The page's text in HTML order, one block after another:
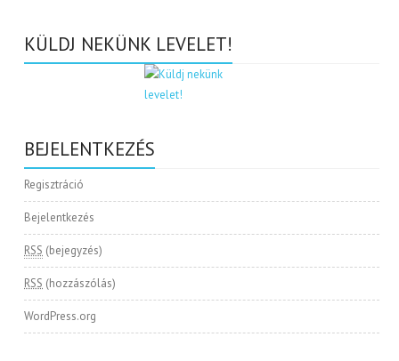
KÜLDJ NEKÜNK LEVELET!
BEJELENTKEZÉS
Regisztráció
Bejelentkezés
RSS (bejegyzés)
RSS (hozzászólás)
WordPress.org